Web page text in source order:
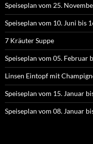
Speiseplan vom 25.
Speiseplan vom 10. Juni bis
7 Kräuter Suppe
Speiseplan vom 05. Februar
Linsen Eintopf mit
Speiseplan vom 15. Januar
Speiseplan vom 08. Januar